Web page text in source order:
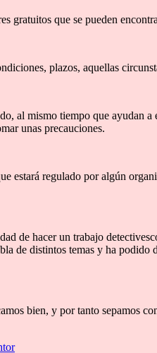
que se pueden
plazos, aquellas
al mismo tiempo que
unas precauciones.
estará regulado por algún
de hacer un trabajo
de distintos temas y ha
bien, y por tanto sepamos